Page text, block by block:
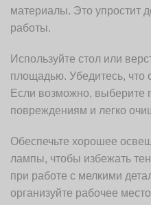
материалы. Это упростит
работы.
Используйте стол или
площадью. Убедитесь, что
Если возможно, выберите
повреждениям и легко
Обеспечьте хорошее
лампы, чтобы избежать
при работе с мелкими
организуйте рабочее